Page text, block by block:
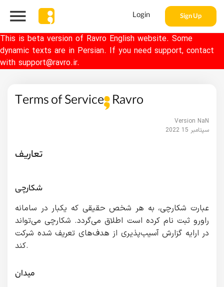
Login Sign Up
This is beta version of Ravro English website. Some
dynamic texts are in Persian. If you need support, contact
with support@ravro.ir.
Terms of Service Ravro
Version NaN
2022 سپتامبر 15
تعاریف
شکارچی
عبارت شکارچی، به هر شخص حقیقی که یکبار در سامانه
راورو ثبت نام کرده است اطلاق می‌گردد. شکارچی می‌تواند
در ارایه گزارش آسیب‌پذیری از هدف‌‌های تعریف شده شرکت
کند.
میدان